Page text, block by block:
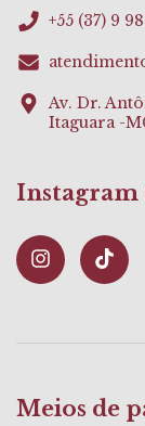
+55 (37) 9
Av. Dr.
Itaguara -
Instagram
Meios de